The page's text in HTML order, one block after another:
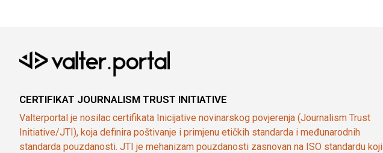
CERTIFIKAT JOURNALISM TRUST INITIATIVE
Valterportal je nosilac certifikata Inicijative novinarskog povjerenja (Journalism Trust
Initiative/JTI), koja definira poštivanje i primjenu etičkih standarda i međunarodnih
standarda pouzdanosti. JTI je mehanizam pouzdanosti zasnovan na ISO standardu koji